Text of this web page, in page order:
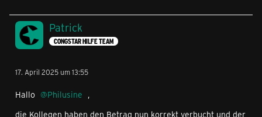
Patrick
CONGSTAR HILFE TEAM
17. April 2025 um 13:55
Hallo Philusine ,
die Kollegen haben den Betrag nun korrekt verbucht und der